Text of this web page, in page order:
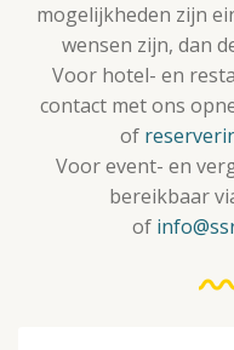
mogelijkheden zijn
wensen zijn, dan
Voor hotel- en
contact met ons
of
Voor event- en
bereikbaar
of